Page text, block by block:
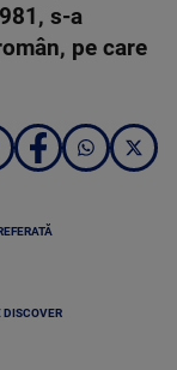
s-a
pe care
DISCOVER